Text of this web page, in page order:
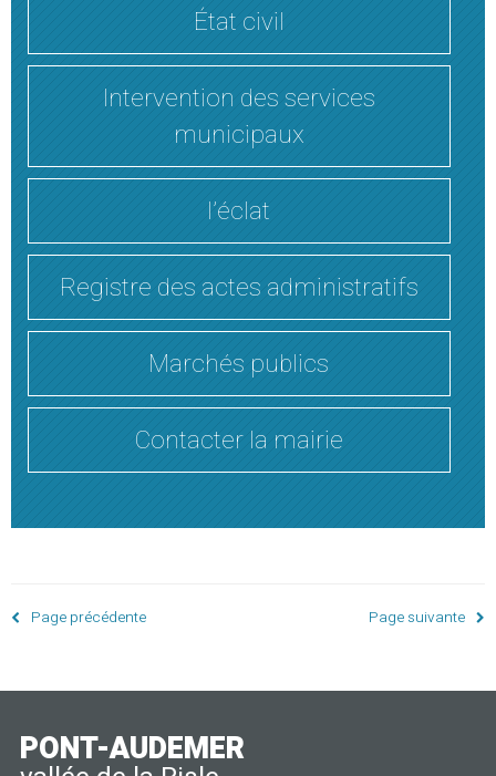
État civil
Intervention des services
municipaux
l’éclat
Registre des actes administratifs
Marchés publics
Contacter la mairie
Page précédente Page suivante
PONT-AUDEMER